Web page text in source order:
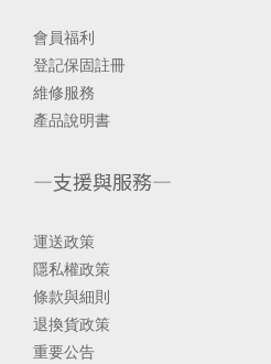
會員福利
登記保固註冊
維修服務
產品說明書
—支援與服務—
運送政策
隱私權政策
條款與細則
退換貨政策
重要公告